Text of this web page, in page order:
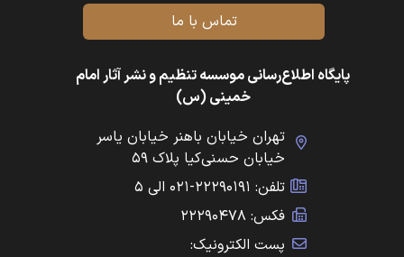
تماس با ما
پایگاه اطلاع‌رسانی موسسه تنظیم و نشر آثار امام
خمینی (س)
تهران خیابان باهنر خیابان یاسر
خیابان حسنی‌کیا پلاک ۵۹
تلفن: ۲۲۲۹۰۱۹۱-۰۲۱ الی ۵
فکس: ۲۲۲۹۰۴۷۸
پست الکترونیک: